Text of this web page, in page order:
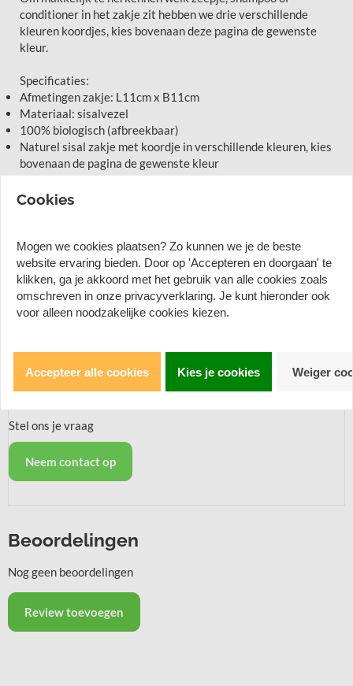
conditioner in het zakje zit hebben we drie verschillende
kleuren koordjes, kies bovenaan deze pagina de gewenste
kleur.
Specificaties:
Afmetingen zakje: L11cm x B11cm
Materiaal: sisalvezel
100% biologisch (afbreekbaar)
Naturel sisal zakje met koordje in verschillende kleuren, kies
bovenaan de pagina de gewenste kleur
Tip: het zakje is niet alleen fijn voor je gladde zeep-bar, maar
Loofy's zeepzakje van natuurlijke
sisal vezel
Heb je een vraag over dit product?
Stel ons je vraag
Neem contact op
Beoordelingen
Nog geen beoordelingen
Review toevoegen
Cookies
Mogen we cookies plaatsen? Zo kunnen we je de beste
website ervaring bieden. Door op 'Accepteren en doorgaan' te
klikken, ga je akkoord met het gebruik van alle cookies zoals
omschreven in onze privacyverklaring. Je kunt hieronder ook
voor alleen noodzakelijke cookies kiezen.
Accepteer alle cookies Kies je cookies Weiger